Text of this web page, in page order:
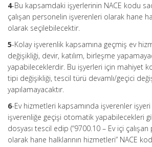
4-Bu kapsamdaki işyerlerinin NACE kodu
çalışan personelin işverenleri olarak hane
olarak seçilebilecektir.
5-Kolay işverenlik kapsamına geçmiş ev
değişikliği, devir, katılım, birleşme
yapabileceklerdir. Bu işyerleri için mahiyet
tipi değişikliği, tescil türü devamlı/geçici
yapılamayacaktır.
6-Ev hizmetleri kapsamında işverenler işyeri
işverenliğe geçişi otomatik yapabilecekleri
dosyası tescil edip (“9700.10 – Ev içi
olarak hane halklarının hizmetleri” NACE